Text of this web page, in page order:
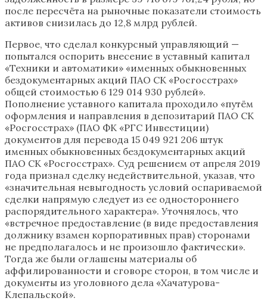
после пересчёта на рыночные показатели стоимость
активов снизилась до 12,8 млрд рублей.
Первое, что сделал конкурсный управляющий —
попытался оспорить внесение в уставный капитал
«Техники и автоматики» «именных обыкновенных
бездокументарных акций ПАО СК «Росгосстрах»
общей стоимостью 6 129 014 930 рублей».
Пополнение уставного капитала проходило «путём
оформления и направления в депозитарий ПАО СК
«Росгосстрах» (ПАО ФК «РГС Инвестиции)
документов для перевода 15 049 921 206 штук
именных обыкновенных бездокументарных акций
ПАО СК «Росгосстрах». Суд решением от апреля 2019
года признал сделку недействительной, указав, что
«значительная невыгодность условий оспариваемой
сделки напрямую следует из ее одностороннего
распорядительного характера». Уточнялось, что
«встречное предоставление (в виде предоставления
должнику взамен корпоративных прав) сторонами
не предполагалось и не произошло фактически».
Тогда же были оглашены материалы об
аффилированности и сговоре сторон, в том числе и
документы из уголовного дела «Хачатурова-
Клепальской».